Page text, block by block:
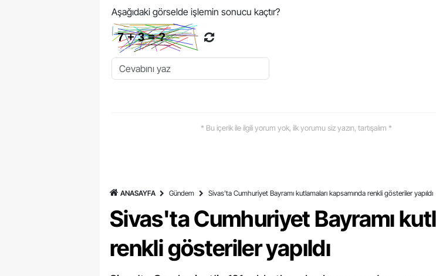
Aşağıdaki görselde işlemin sonucu kaçtır?
* Bu içerik ile ilgili yorum yok, ilk yorumu siz yazın, tartışalım *
ANASAYFA Gündem Sivas'ta Cumhuriyet Bayramı kutlamaları kapsamında renkli gösteriler yapıldı
Sivas'ta Cumhuriyet Bayramı
renkli gösteriler yapıldı